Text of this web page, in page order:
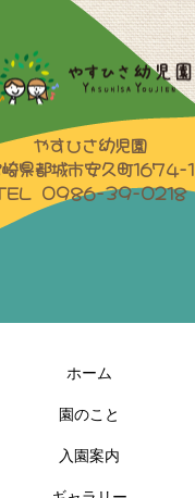
やすひさ幼児園
県都城市安久町1674-1
0986-39-0218
ホーム
園のこと
入園案内